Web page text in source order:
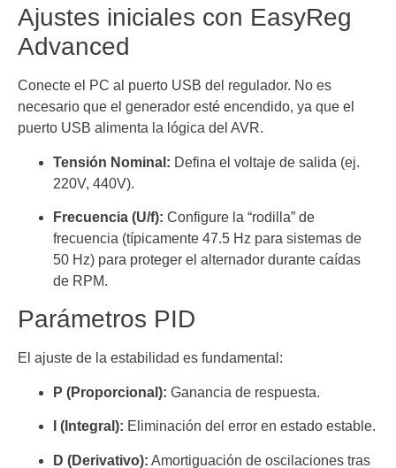
Ajustes iniciales con EasyReg
Advanced
Conecte el PC al puerto USB del regulador. No es
necesario que el generador esté encendido, ya que el
puerto USB alimenta la lógica del AVR.
Tensión Nominal: Defina el voltaje de salida (ej.
220V, 440V).
Frecuencia (U/f): Configure la “rodilla” de
frecuencia (típicamente 47.5 Hz para sistemas de
50 Hz) para proteger el alternador durante caídas
de RPM.
Parámetros PID
El ajuste de la estabilidad es fundamental:
P (Proporcional): Ganancia de respuesta.
I (Integral): Eliminación del error en estado estable.
D (Derivativo): Amortiguación de oscilaciones tras